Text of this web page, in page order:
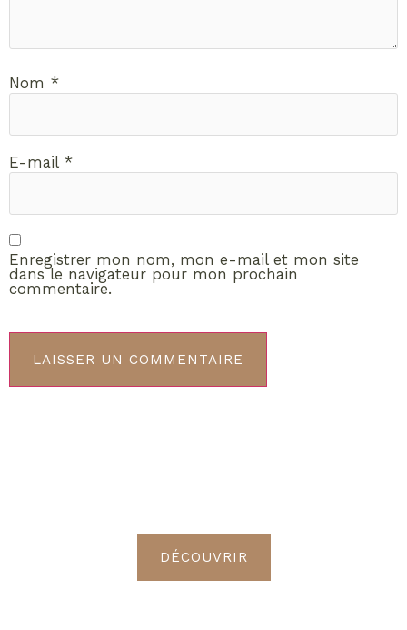
Nom *
E-mail *
Enregistrer mon nom, mon e-mail et mon site
dans le navigateur pour mon prochain
commentaire.
DÉCOUVRIR